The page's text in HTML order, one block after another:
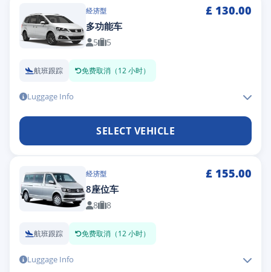
经济型 £ 130.00
多功能车
5 5
航班跟踪 免费取消（12 小时）
Luggage Info
SELECT VEHICLE
经济型 £ 155.00
8座位车
8 8
航班跟踪 免费取消（12 小时）
Luggage Info